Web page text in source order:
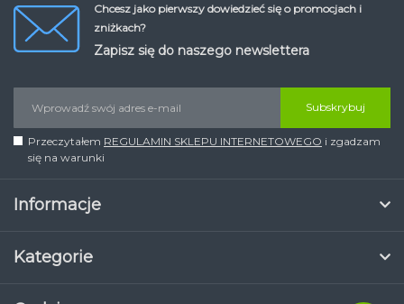
Chcesz jako pierwszy dowiedzieć się o promocjach i
zniżkach?
Zapisz się do naszego newslettera
Subskrybuj
Przeczytałem REGULAMIN SKLEPU INTERNETOWEGO i zgadzam
się na warunki
Informacje
Kategorie